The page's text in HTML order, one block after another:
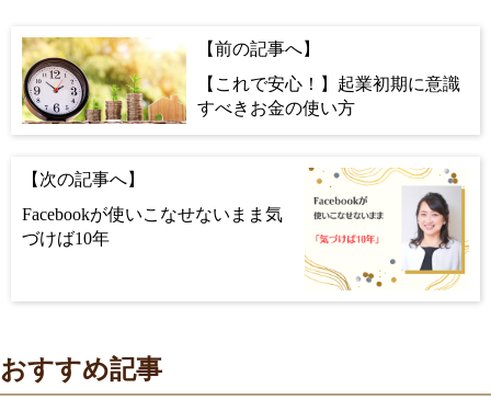
【これで安心！】起業初期に意識
すべきお金の使い方
Facebookが使いこなせないまま気
づけば10年
おすすめ記事